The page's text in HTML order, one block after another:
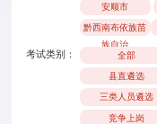
安顺市
黔西南布依族苗
族自治
考试类别： 全部
县直遴选
三类人员遴选
竞争上岗